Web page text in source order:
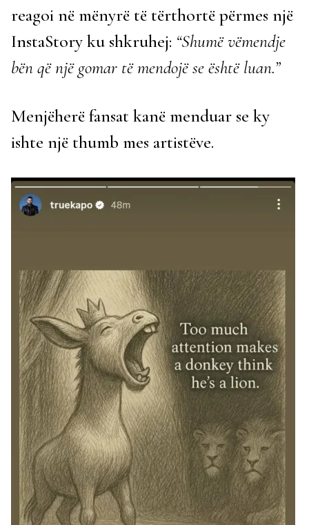
reagoi në mënyrë të tërthortë përmes një
InstaStory ku shkruhej: “Shumë vëmendje
bën që një gomar të mendojë se është luan.”
Menjëherë fansat kanë menduar se ky
ishte një thumb mes artistëve.